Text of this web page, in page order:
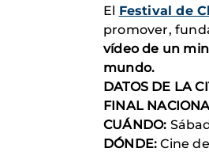
El Festival de
promover,
vídeo de un
mundo.
DATOS DE LA
FINAL
CUÁNDO:
DÓNDE: Cine